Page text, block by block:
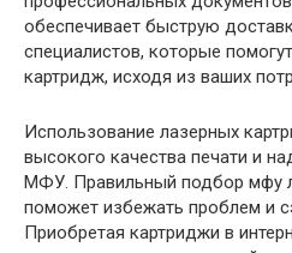
обеспечивает быструю
специалистов, которые
картридж, исходя из ваших
Использование лазерных
высокого качества печати и
МФУ. Правильный подбор мфу
поможет избежать проблем и
Приобретая картриджи в